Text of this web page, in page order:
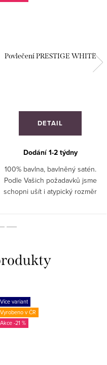
Povlečení PRESTIGE WHITE
DETAIL
Dodání 1-2 týdny
100% bavlna, bavlněný satén.
Podle Vašich požadavků jsme
schopni ušít i atypický rozměr
Více variant
Vyrobeno v ČR
-21 %